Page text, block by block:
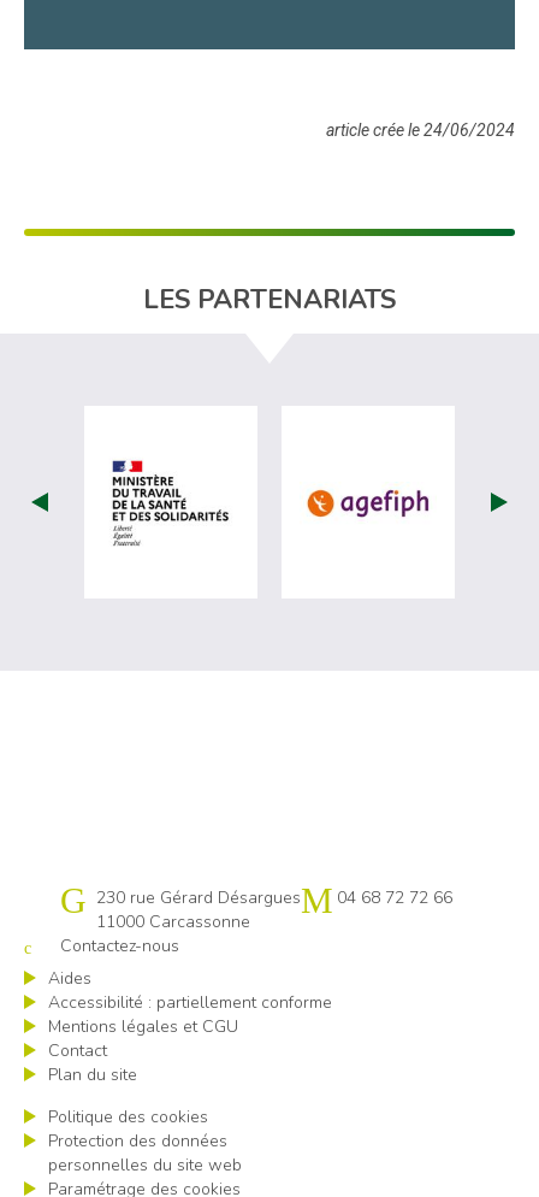
article crée le 24/06/2024
LES PARTENARIATS
visiter les site de Ministère du travail
visiter les
Cap emploi 11
230 rue Gérard Désargues
11000 Carcassonne
04 68 72 72 66
Contactez-nous
Aides
Accessibilité : partiellement conforme
Mentions légales et CGU
Contact
Plan du site
Politique des cookies
Protection des données
personnelles du site web
Paramétrage des cookies